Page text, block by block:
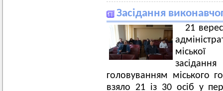
Засідання
21
міської
головуванням міського
взяло 21 із 30 осіб у